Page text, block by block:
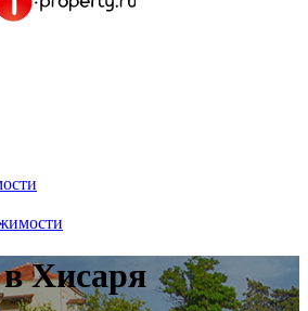
в Хисаря